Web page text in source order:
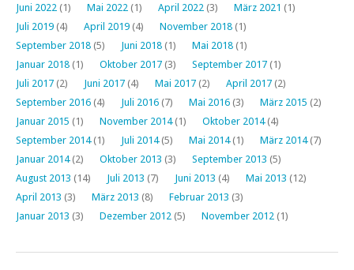
Juni 2022 (1) Mai 2022 (1) April 2022 (3) März 2021 (1)
Juli 2019 (4) April 2019 (4) November 2018 (1)
September 2018 (5) Juni 2018 (1) Mai 2018 (1)
Januar 2018 (1) Oktober 2017 (3) September 2017 (1)
Juli 2017 (2) Juni 2017 (4) Mai 2017 (2) April 2017 (2)
September 2016 (4) Juli 2016 (7) Mai 2016 (3) März 2015 (2)
Januar 2015 (1) November 2014(1) Oktober 2014(4)
September 2014(1) Juli 2014(5) Mai 2014(1) März 2014(7)
Januar 2014(2) Oktober 2013 (3) September 2013 (5)
August 2013 (14) Juli 2013 (7) Juni 2013 (4) Mai 2013 (12)
April 2013 (3) März 2013 (8) Februar 2013 (3)
Januar 2013 (3) Dezember 2012 (5) November 2012 (1)